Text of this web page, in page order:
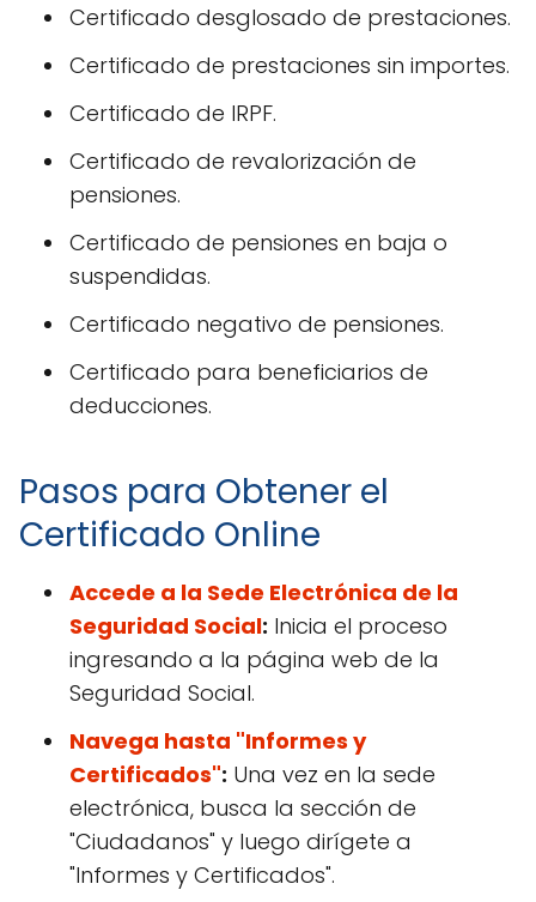
Certificado desglosado de prestaciones.
Certificado de prestaciones sin importes.
Certificado de IRPF.
Certificado de revalorización de
pensiones.
Certificado de pensiones en baja o
suspendidas.
Certificado negativo de pensiones.
Certificado para beneficiarios de
deducciones.
Pasos para Obtener el
Certificado Online
Accede a la Sede Electrónica de la
Seguridad Social: Inicia el proceso
ingresando a la página web de la
Seguridad Social.
Navega hasta "Informes y
Certificados": Una vez en la sede
electrónica, busca la sección de
"Ciudadanos" y luego dirígete a
"Informes y Certificados".